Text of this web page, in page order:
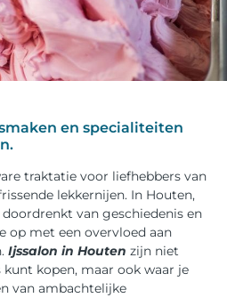
en specialiteiten
traktatie voor liefhebbers van
lekkernijen. In Houten,
van geschiedenis en
op met een overvloed aan
Ijssalon in Houten zijn niet
kunt kopen, maar ook waar je
van ambachtelijke